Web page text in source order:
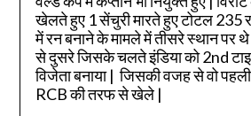
खेलते हुए 1 सेंचुरी मारते हुए टोटल 235
में रन बनाने के मामले में तीसरे स्थान पर
से दुसरे जिसके चलते इंडिया को 2nd
विजेता बनाया | जिसकी वजह से वो
RCB की तरफ से खेले |